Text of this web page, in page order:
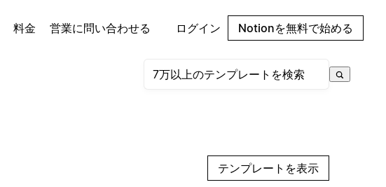
料金 営業に問い合わせる ログイン Notionを無料で始める
テンプレートを表示